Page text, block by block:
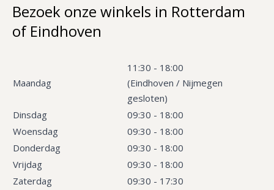
Bezoek onze winkels in Rotterdam
of Eindhoven
Maandag
11:30 - 18:00
(Eindhoven / Nijmegen
gesloten)
Dinsdag
09:30 - 18:00
Woensdag
09:30 - 18:00
Donderdag
09:30 - 18:00
Vrijdag
09:30 - 18:00
Zaterdag
09:30 - 17:30